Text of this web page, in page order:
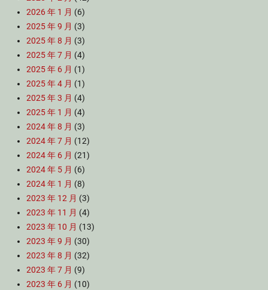
2026 年 1 月 (6)
2025 年 9 月 (3)
2025 年 8 月 (3)
2025 年 7 月 (4)
2025 年 6 月 (1)
2025 年 4 月 (1)
2025 年 3 月 (4)
2025 年 1 月 (4)
2024 年 8 月 (3)
2024 年 7 月 (12)
2024 年 6 月 (21)
2024 年 5 月 (6)
2024 年 1 月 (8)
2023 年 12 月 (3)
2023 年 11 月 (4)
2023 年 10 月 (13)
2023 年 9 月 (30)
2023 年 8 月 (32)
2023 年 7 月 (9)
2023 年 6 月 (10)